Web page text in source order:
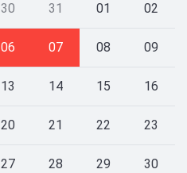
30 31 01 02
06 07 08 09
13 14 15 16
20 21 22 23
27 28 29 30